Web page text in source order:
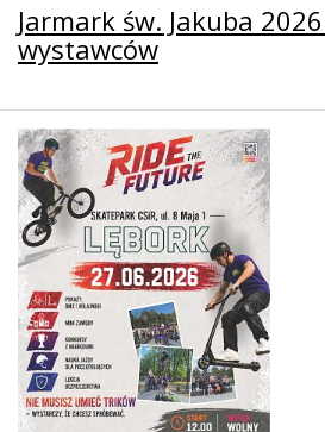
Jarmark św. Jakuba
wystawców